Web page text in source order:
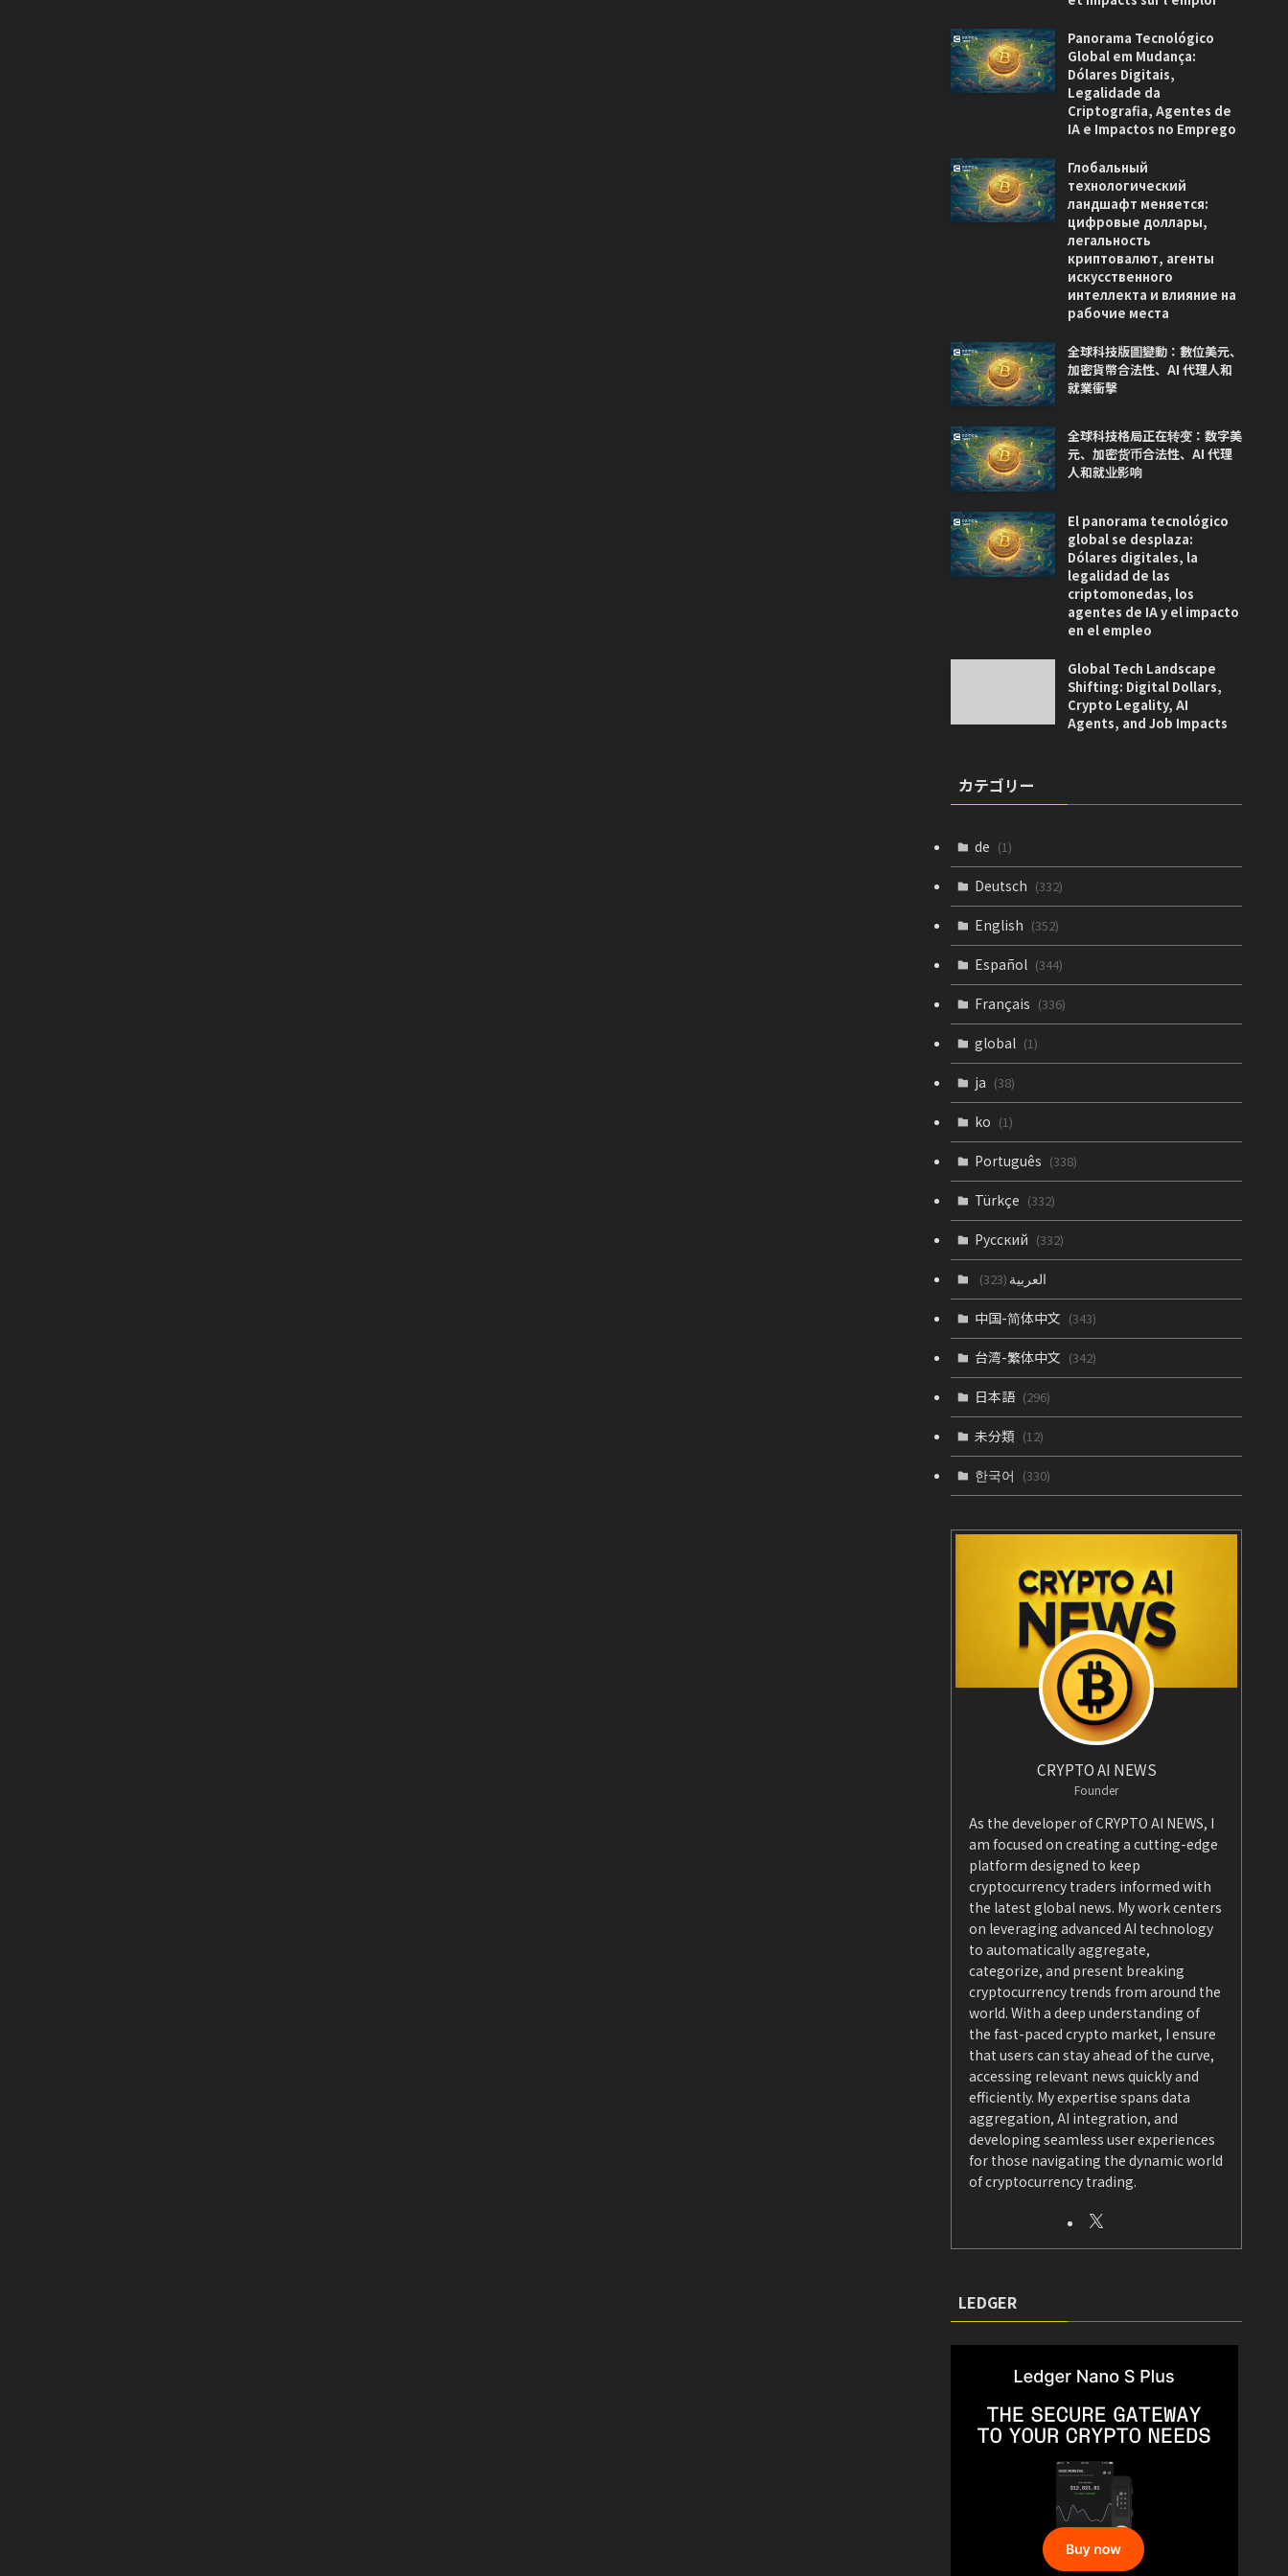
Panorama Tecnológico
Global em Mudança:
Dólares Digitais,
Legalidade da
Criptografia, Agentes de
IA e Impactos no Emprego
Глобальный
технологический
ландшафт меняется:
цифровые доллары,
легальность
криптовалют, агенты
искусственного
интеллекта и влияние на
рабочие места
全球科技版圖變動：數位美元、
加密貨幣合法性、AI 代理人和
就業衝擊
全球科技格局正在转变：数字美
元、加密货币合法性、AI 代理
人和就业影响
El panorama tecnológico
global se desplaza:
Dólares digitales, la
legalidad de las
criptomonedas, los
agentes de IA y el impacto
en el empleo
Global Tech Landscape
Shifting: Digital Dollars,
Crypto Legality, AI
Agents, and Job Impacts
カテゴリー
de (1)
Deutsch (332)
English (352)
Español (344)
Français (336)
global (1)
ja (38)
ko (1)
Português (338)
Türkçe (332)
Русский (332)
العربية(323)
中国-简体中文 (343)
台湾-繁体中文 (342)
日本語 (296)
未分類 (12)
한국어 (330)
CRYPTO AI NEWS
Founder
As the developer of CRYPTO AI NEWS, I
am focused on creating a cutting-edge
platform designed to keep
cryptocurrency traders informed with
the latest global news. My work centers
on leveraging advanced AI technology
to automatically aggregate,
categorize, and present breaking
cryptocurrency trends from around the
world. With a deep understanding of
the fast-paced crypto market, I ensure
that users can stay ahead of the curve,
accessing relevant news quickly and
efficiently. My expertise spans data
aggregation, AI integration, and
developing seamless user experiences
for those navigating the dynamic world
of cryptocurrency trading.
LEDGER